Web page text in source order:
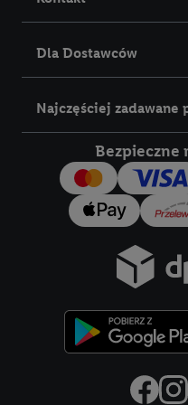
Dla Dostawców
Najczęściej zadawane
Bezpieczne
pomiaru wydajności/
docelowych,
Jeśli użytkownik wyrazi
utworzy konto Lidl Plus lub
Lidl Plus, możemy również
jako współadministratorzy
wymienionych partnerów w
identyfikatora
następnie wykorzystać w
identyfikator Utiq SA/NV
w usługach świadczonych
mu spersonalizowane
partnerów wymienionych
współadministratorzy
w postaci zahashowanej.